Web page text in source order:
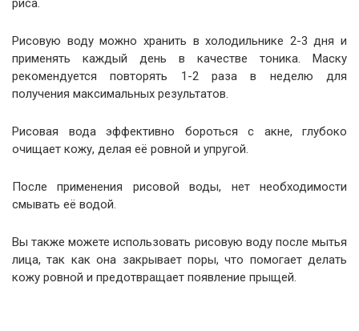
риса.
Рисовую воду можно хранить в холодильнике 2-3 дня и
применять каждый день в качестве тоника. Маску
рекомендуется повторять 1-2 раза в неделю для
получения максимальных результатов.
Рисовая вода эффективно бороться с акне, глубоко
очищает кожу, делая её ровной и упругой.
После применения рисовой воды, нет необходимости
смывать её водой.
Вы также можете использовать рисовую воду после мытья
лица, так как она закрывает поры, что помогает делать
кожу ровной и предотвращает появление прыщей.